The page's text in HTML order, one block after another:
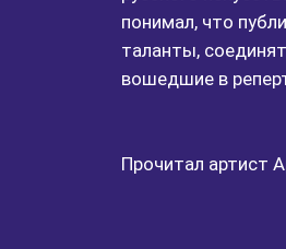
понимал, что
таланты,
вошедшие в
Прочитал артист